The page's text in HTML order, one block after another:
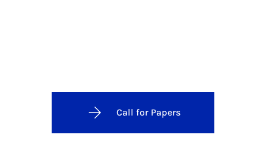
Call for Papers